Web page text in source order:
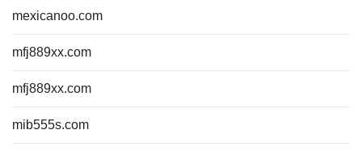
mexicanoo.com
mfj889xx.com
mfj889xx.com
mib555s.com